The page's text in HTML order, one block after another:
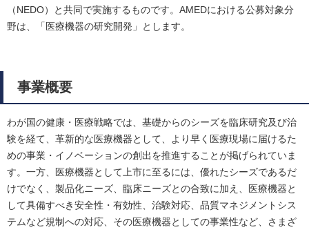
（NEDO）と共同で実施するものです。AMEDにおける公募対象分
野は、「医療機器の研究開発」とします。
事業概要
わが国の健康・医療戦略では、基礎からのシーズを臨床研究及び治
験を経て、革新的な医療機器として、より早く医療現場に届けるた
めの事業・イノベーションの創出を推進することが掲げられていま
す。一方、医療機器として上市に至るには、優れたシーズであるだ
けでなく、製品化ニーズ、臨床ニーズとの合致に加え、医療機器と
して具備すべき安全性・有効性、治験対応、品質マネジメントシス
テムなど規制への対応、その医療機器としての事業性など、さまざ